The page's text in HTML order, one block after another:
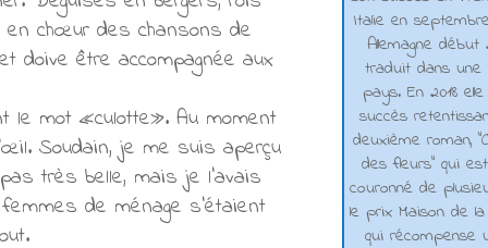
en chœur des chansons de
doive être accompagnée aux
le mot «culotte». Au moment
Soudain, je me suis aperçu
très belle, mais je l'avais
de ménage s'étaient
Italie en
Allemagne début
traduit dans une
pays. En 2018
succès
deuxième roman,
des fleurs" qui
couronné de
le prix Maison de la
qui récompense